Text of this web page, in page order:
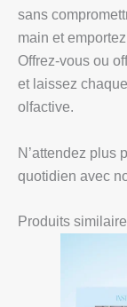
sans
main et
Offrez-vous ou
et laissez
olfactive.
N’attendez plus
quotidien avec
Produits